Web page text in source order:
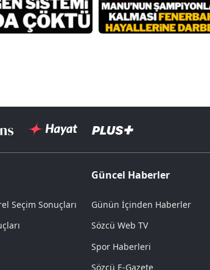
Seçim Sonuçları
Güncel Haberler
Günün İçinden Haberler
Sözcü Web TV
Spor Haberleri
Sözcü E-Gazete